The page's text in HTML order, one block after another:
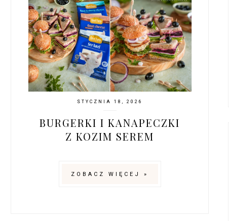
STYCZNIA 18, 2026
BURGERKI I KANAPECZKI
Z KOZIM SEREM
ZOBACZ WIĘCEJ »